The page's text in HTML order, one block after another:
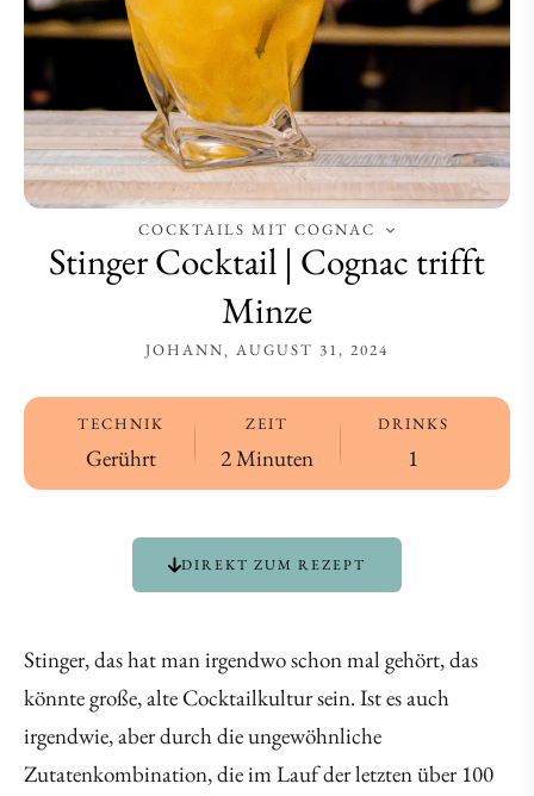
COCKTAILS MIT COGNAC
Stinger Cocktail | Cognac trifft
Minze
JOHANN AUGUST 31, 2024
TECHNIK
Gerührt
ZEIT
2 Minuten
DRINKS
1
DIREKT ZUM REZEPT
Stinger, das hat man irgendwo schon mal gehört, das
könnte große, alte Cocktailkultur sein. Ist es auch
irgendwie, aber durch die ungewöhnliche
Zutatenkombination, die im Lauf der letzten über 100